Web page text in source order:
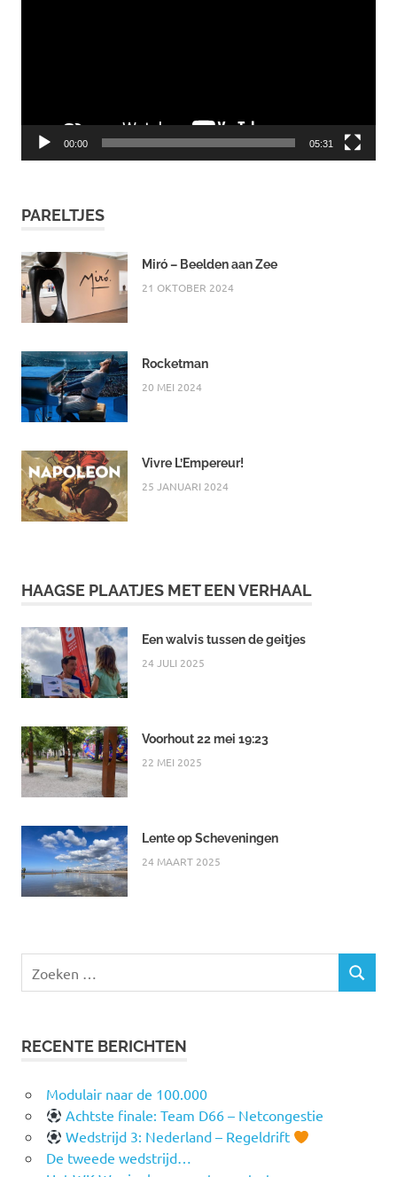
00:00 05:31
PARELTJES
Miró – Beelden aan Zee
21 OKTOBER 2024
Rocketman
20 MEI 2024
Vivre L’Empereur!
25 JANUARI 2024
HAAGSE PLAATJES MET EEN VERHAAL
Een walvis tussen de geitjes
24 JULI 2025
Voorhout 22 mei 19:23
22 MEI 2025
Lente op Scheveningen
24 MAART 2025
naar:
ZOEKEN
RECENTE BERICHTEN
Modulair naar de 100.000
Achtste finale: Team D66 – Netcongestie
Wedstrijd 3: Nederland – Regeldrift
De tweede wedstrijd…